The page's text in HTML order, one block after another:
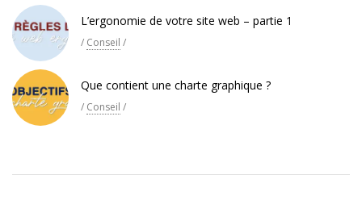
L’ergonomie de votre site web – partie 1
/ Conseil /
Que contient une charte graphique ?
/ Conseil /